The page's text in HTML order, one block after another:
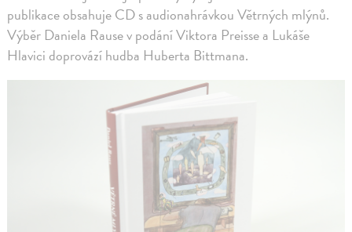
publikace obsahuje CD s audionahrávkou Větrných mlýnů.
Výběr Daniela Rause v podání Viktora Preisse a Lukáše
Hlavici doprovází hudba Huberta Bittmana.